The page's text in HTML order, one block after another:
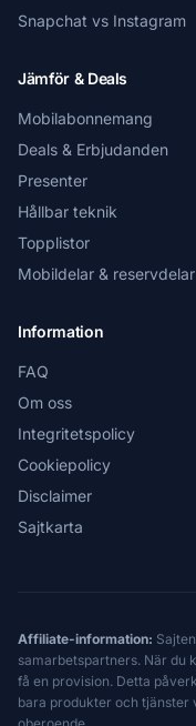
Snapchat vs Instagram
Jämför & Deals
Mobilabonnemang
Deals & Erbjudanden
Presenter
Hållbar teknik
Topplistor
Mobildelar & reservdelar
Information
FAQ
Om oss
Integritetspolicy
Cookiepolicy
Disclaimer
Sajtkarta
Affiliate-information:
samarbetspartners. När du
få en provision. Detta
bara produkter och tjänster